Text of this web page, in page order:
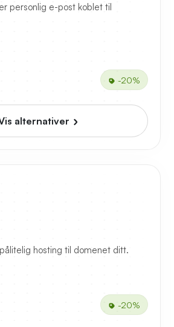
personlig e-post koblet til
-20%
alternativer
hosting til domenet ditt.
-20%